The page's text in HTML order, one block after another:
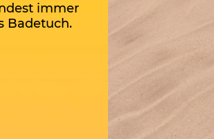
immer
Badetuch.